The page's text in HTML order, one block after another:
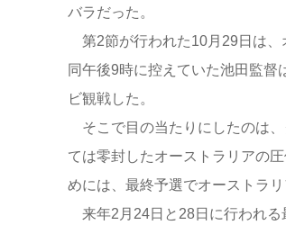
バラだった。
第2節が行われた10月29日は、
同午後9時に控えていた池田監
ビ観戦した。
そこで目の当たりにしたのは、
ては零封したオーストラリアの
めには、最終予選でオーストラ
来年2月24日と28日に行われる